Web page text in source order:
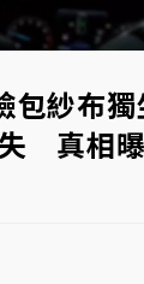
10億！黃金
董事人數！
第2檔！今線
7時
Loaded:
92.40%
包紗布
真相